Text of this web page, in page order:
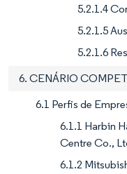
5.2.1.4
5.2.1.5
5.2.1.6
6. CENÁRIO
6.1 Perfis de
6.1.1 Harbin
Centre Co.,
6.1.2